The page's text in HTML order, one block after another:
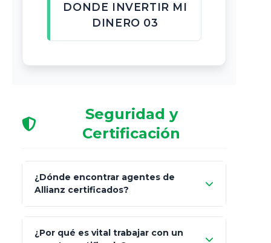
DONDE INVERTIR MI
DINERO 03
Seguridad y
Certificación
¿Dónde encontrar agentes de
Allianz certificados?
Seguros y Fianzas (CNSF)
¿Por qué es vital trabajar con un